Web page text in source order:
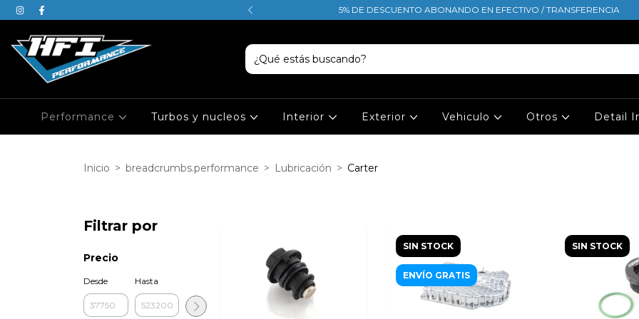
JUSTIN ES DE PISCIS 5% DE DESCUENTO ABONANDO EN EFECTIVO / TRANSFERENCIA
Performance Turbos y nucleos Interior Exterior Vehiculo Otros Detail
Inicio > breadcrumbs.performance > Lubricación > Carter
Filtrar por
Precio
Desde Hasta
SIN STOCK
ENVÍO GRATIS
SIN STOCK